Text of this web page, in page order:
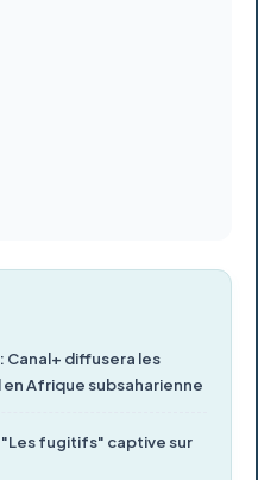
Canal+ diffusera les
Afrique subsaharienne
"Les fugitifs" captive sur